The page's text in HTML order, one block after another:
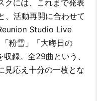
には、これまで発表
、活動再開に合わせて
Studio Live
粉雪」「大晦日の
録。全29曲という、
見応え十分の一枚とな